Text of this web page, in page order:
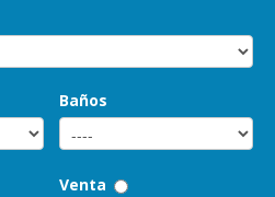
Baños
Venta